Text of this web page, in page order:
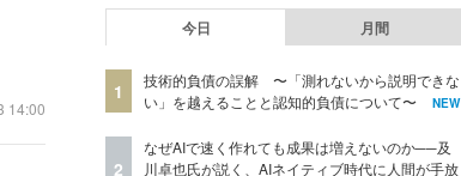
14:00
今日 月間
1
技術的負債の誤解 〜「測れないから説明できな
い」を越えることと認知的負債について〜
NEW
2
なぜAIで速く作れても成果は増えないのか──及
川卓也氏が説く、AIネイティブ時代に人間が手放